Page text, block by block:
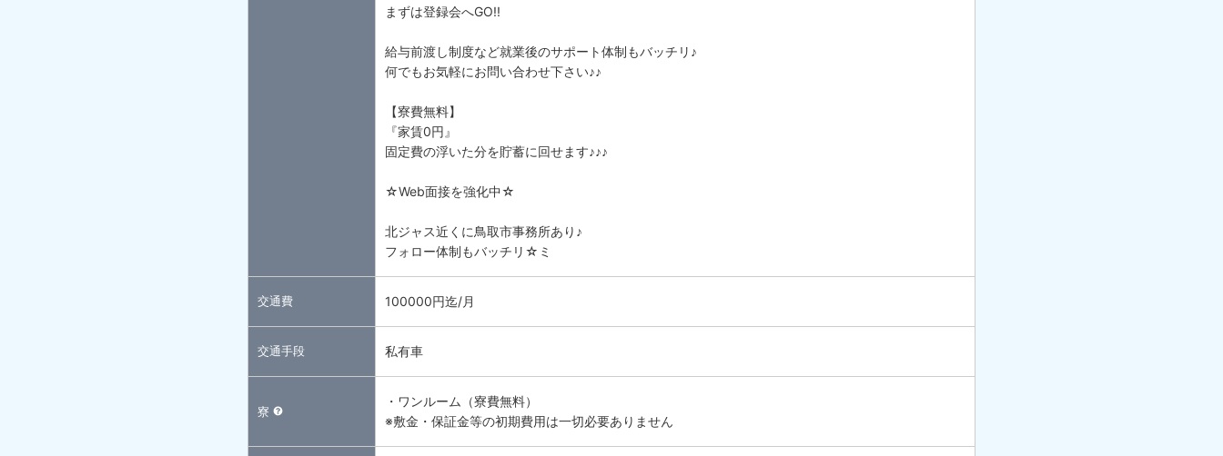
まずは登録会へGO!!
給与前渡し制度など就業後のサポート体制もバッチリ♪
何でもお気軽にお問い合わせ下さい♪♪
【寮費無料】
『家賃0円』
固定費の浮いた分を貯蓄に回せます♪♪♪
☆Web面接を強化中☆
北ジャス近くに鳥取市事務所あり♪
フォロー体制もバッチリ☆ミ
交通費 100000円迄/月
交通手段 私有車
寮
・ワンルーム（寮費無料）
※敷金・保証金等の初期費用は一切必要ありません